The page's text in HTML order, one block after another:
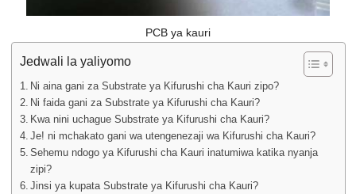
PCB ya kauri
Jedwali la yaliyomo
Ni aina gani za Substrate ya Kifurushi cha Kauri zipo?
Ni faida gani za Substrate ya Kifurushi cha Kauri?
Kwa nini uchague Substrate ya Kifurushi cha Kauri?
Je! ni mchakato gani wa utengenezaji wa Kifurushi cha Kauri?
Sehemu ndogo ya Kifurushi cha Kauri inatumiwa katika nyanja
zipi?
Jinsi ya kupata Substrate ya Kifurushi cha Kauri?